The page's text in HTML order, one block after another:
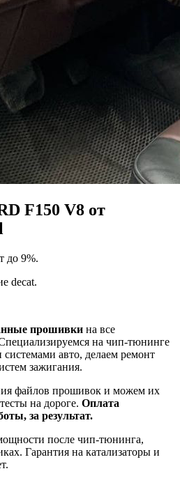
F150 V8 от
до 9%.
decat.
прошивки на все
на чип-тюнинге
системами авто, делаем ремонт
зажигания.
файлов прошивок и можем их
на дороге. Оплата
за результат.
после чип-тюнинга,
Гарантия на катализаторы и